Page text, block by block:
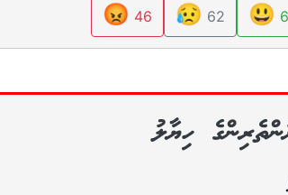
😃
62
😥
46
😡
ހިޔާލު